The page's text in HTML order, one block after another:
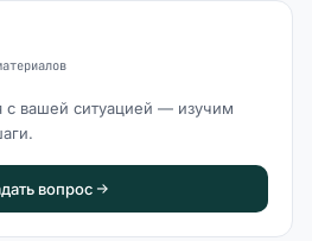
с вашей ситуацией — изучим
вопрос